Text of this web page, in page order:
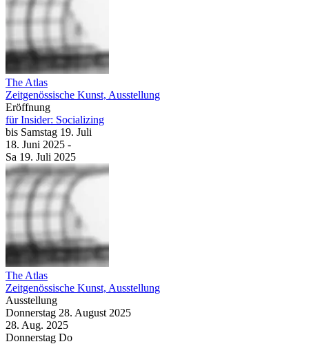
The Atlas
Zeitgenössische Kunst, Ausstellung
Eröffnung
für Insider: Socializing
bis Samstag 19. Juli
18. Juni 2025 -
Sa 19. Juli 2025
The Atlas
Zeitgenössische Kunst, Ausstellung
Ausstellung
Donnerstag 28. August 2025
28. Aug. 2025
Donnerstag Do